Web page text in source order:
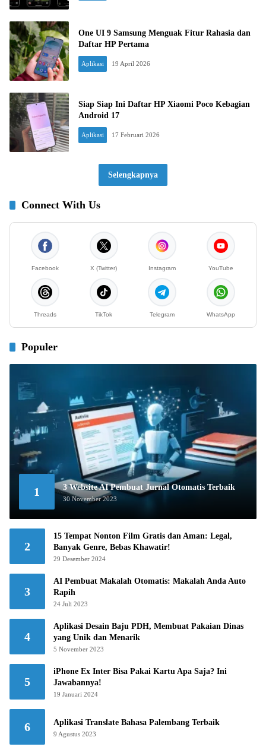
One UI 9 Samsung Menguak Fitur Rahasia dan
Daftar HP Pertama
Aplikasi 19 April 2026
Siap Siap Ini Daftar HP Xiaomi Poco Kebagian
Android 17
Aplikasi 17 Februari 2026
Selengkapnya
Connect With Us
Facebook X (Twitter) Instagram YouTube
Threads TikTok Telegram WhatsApp
Populer
1 3 Website AI Pembuat Jurnal Otomatis Terbaik
30 November 2023
2
15 Tempat Nonton Film Gratis dan Aman: Legal,
Banyak Genre, Bebas Khawatir!
29 Desember 2024
3
AI Pembuat Makalah Otomatis: Makalah Anda Auto
Rapih
24 Juli 2023
4
Aplikasi Desain Baju PDH, Membuat Pakaian Dinas
yang Unik dan Menarik
5 November 2023
5
iPhone Ex Inter Bisa Pakai Kartu Apa Saja? Ini
Jawabannya!
19 Januari 2024
6 Aplikasi Translate Bahasa Palembang Terbaik
9 Agustus 2023